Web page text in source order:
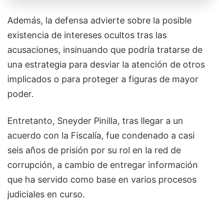
Además, la defensa advierte sobre la posible
existencia de intereses ocultos tras las
acusaciones, insinuando que podría tratarse de
una estrategia para desviar la atención de otros
implicados o para proteger a figuras de mayor
poder.
Entretanto, Sneyder Pinilla, tras llegar a un
acuerdo con la Fiscalía, fue condenado a casi
seis años de prisión por su rol en la red de
corrupción, a cambio de entregar información
que ha servido como base en varios procesos
judiciales en curso.